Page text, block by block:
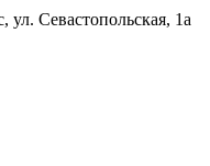
ул. Севастопольская, 1а